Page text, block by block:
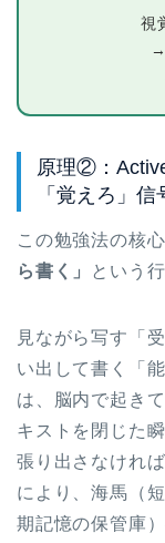
視
→
原理②：
「覚えろ」信
この勉強法の核
ら書く」
という
見ながら写す「
い出して書く「
は、脳内で起き
キストを閉じた
張り出さなけれ
により、海馬（
期記憶の保管庫